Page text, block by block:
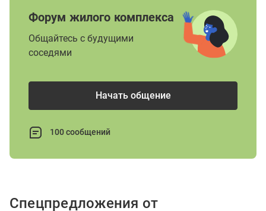
Форум жилого комплекса
Общайтесь с будущими
соседями
Начать общение
100 сообщений
Спецпредложения от